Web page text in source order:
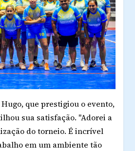
que prestigiou o evento,
sua satisfação. "Adorei a
do torneio. É incrível
em um ambiente tão